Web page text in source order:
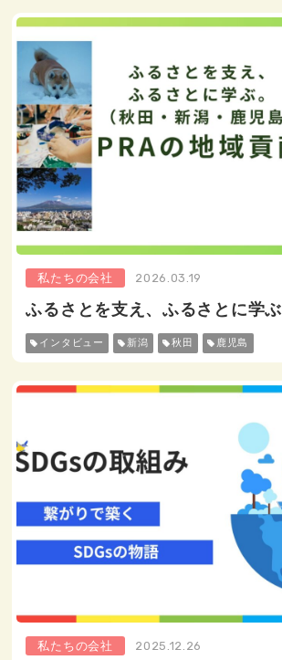
私たちの会社 2026.03.19
ふるさとを支え、ふるさとに学ぶ
インタビュー 新潟 秋田 鹿児島
私たちの会社 2025.12.26